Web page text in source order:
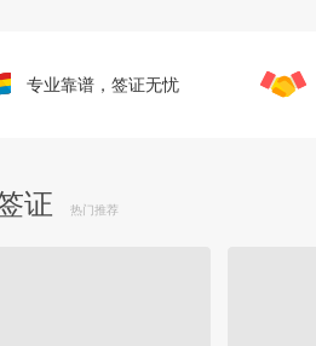
专业靠谱，签证无忧
证 热门推荐